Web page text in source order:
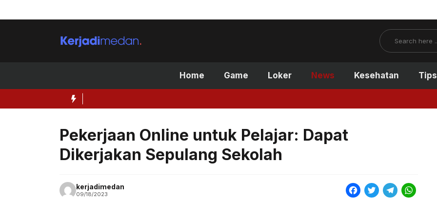
to
Search
Home Game Loker News Kesehatan Tips
Pekerjaan Online untuk Pelajar: Dapat
Dikerjakan Sepulang Sekolah
kerjadimedan
09/18/2023
F
T
T
W